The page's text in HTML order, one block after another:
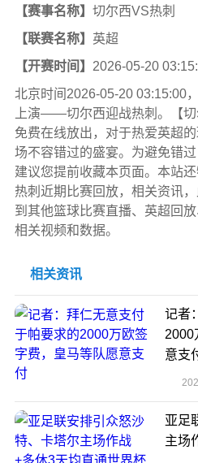
【赛事名称】 切尔西VS热刺
【联赛名称】 英超
【开赛时间】 2026-05-20
北京时间2026-05-20 03:15:00
上演——切尔西迎战热刺。【切
免费在线放出，对于热爱英超
场不容错过的盛宴。为避免错过
建议您提前收藏本页面。本站
热刺近期比赛回放，相关资讯
到其他篮球比赛直播、英超回
相关视频和数据。
相关资讯
记者
2000
意支
亚足
主场